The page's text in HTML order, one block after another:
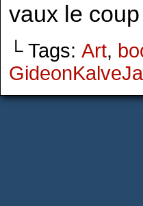
vaux le coup
└ Tags: Art,